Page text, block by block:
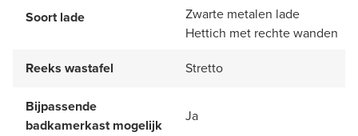
Soort lade
Zwarte metalen lade
Hettich met rechte wanden
Reeks wastafel
Stretto
Bijpassende
badkamerkast mogelijk
Ja